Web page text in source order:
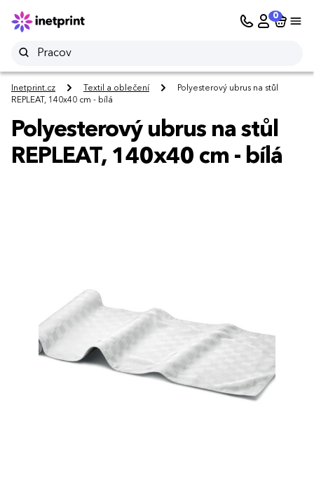
0
Inetprint.cz Textil a oblečení
Polyesterový ubrus na stůl
REPLEAT, 140x40 cm - bílá
Polyesterový ubrus na stůl
REPLEAT, 140x40 cm - bílá